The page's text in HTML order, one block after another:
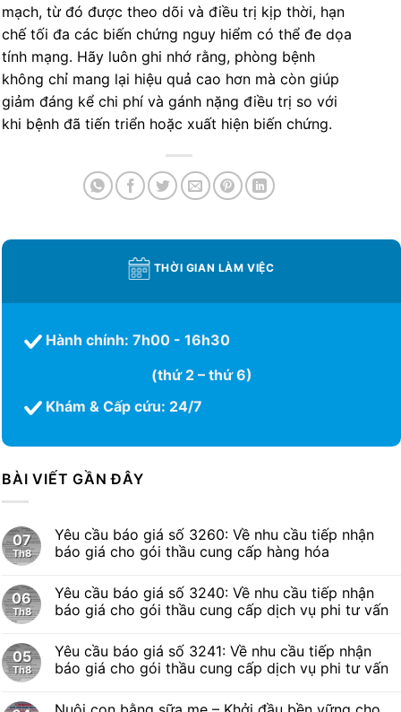
mạch, từ đó được theo dõi và điều trị kịp thời, hạn
chế tối đa các biến chứng nguy hiểm có thể đe dọa
tính mạng. Hãy luôn ghi nhớ rằng, phòng bệnh
không chỉ mang lại hiệu quả cao hơn mà còn giúp
giảm đáng kể chi phí và gánh nặng điều trị so với
khi bệnh đã tiến triển hoặc xuất hiện biến chứng.
THỜI GIAN LÀM VIỆC
Hành chính: 7h00 - 16h30
(thứ 2 – thứ 6)
Khám & Cấp cứu: 24/7
BÀI VIẾT GẦN ĐÂY
07
Th8
Yêu cầu báo giá số 3260: Về nhu cầu tiếp nhận
báo giá cho gói thầu cung cấp hàng hóa
06
Th8
Yêu cầu báo giá số 3240: Về nhu cầu tiếp nhận
báo giá cho gói thầu cung cấp dịch vụ phi tư vấn
05
Th8
Yêu cầu báo giá số 3241: Về nhu cầu tiếp nhận
báo giá cho gói thầu cung cấp dịch vụ phi tư vấn